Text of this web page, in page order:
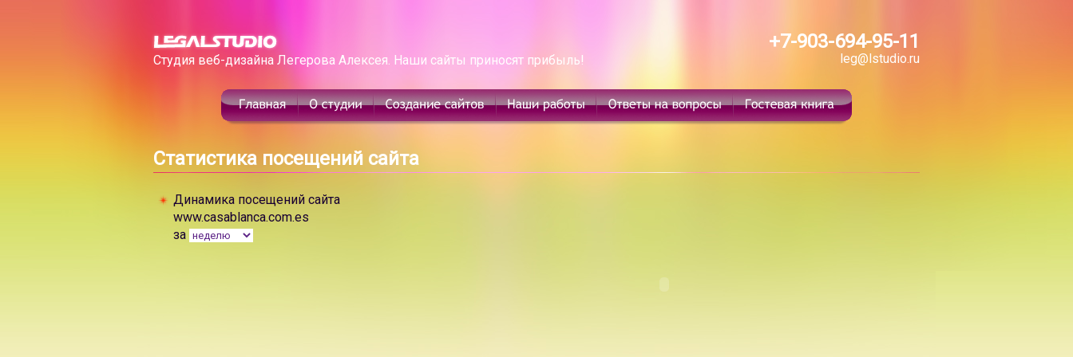
Студия веб-дизайна Легерова Алексея. Наши сайты приносят прибыль!
+7-903-694-95-11
leg@lstudio.ru
Статистика посещений сайта
Динамика посещений сайта
www.casablanca.com.es
за